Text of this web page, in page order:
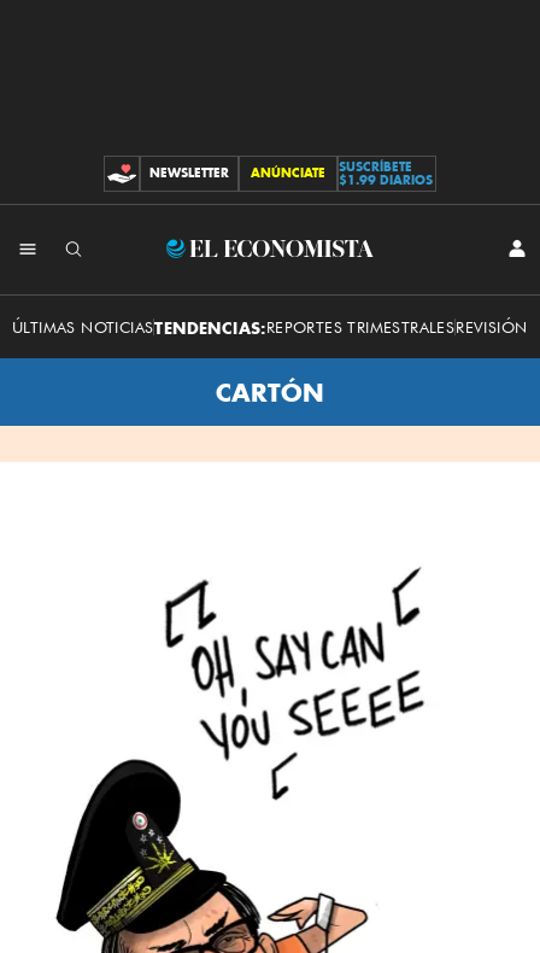
CONTRIBUCIONES
NEWSLETTER ANÚNCIATE
SUSCRÍBETE
$1.99 DIARIOS
El
ÚLTIMAS NOTICIASTENDENCIAS:REPORTES TRIMESTRALESREVISIÓN
CARTÓN